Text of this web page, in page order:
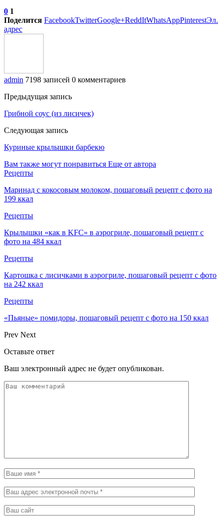
0 1
Поделится FacebookTwitterGoogle+ReddItWhatsAppPinterestЭл.
адрес
admin 7198 записей 0 комментариев
Предыдущая запись
Грибной соус (из лисичек)
Следующая запись
Куриные крылышки барбекю
Вам также могут понравиться Еще от автора
Рецепты
Маринад с кокосовым молоком, пошаговый рецепт с фото на
199 ккал
Рецепты
Крылышки «как в KFC» в аэрогриле, пошаговый рецепт с
фото на 484 ккал
Рецепты
Картошка с лисичками в аэрогриле, пошаговый рецепт с фото
на 242 ккал
Рецепты
«Пьяные» помидоры, пошаговый рецепт с фото на 150 ккал
Prev Next
Оставьте ответ
Ваш электронный адрес не будет опубликован.